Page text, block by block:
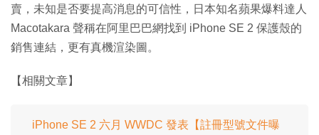
賣，未知是否要提高消息的可信性，日本知名蘋果爆料達人
Macotakara 聲稱在阿里巴巴網找到 iPhone SE 2 保護殼的
銷售連結，更有真機渲染圖。
【相關文章】
iPhone SE 2 六月 WWDC 發表【註冊型號文件曝